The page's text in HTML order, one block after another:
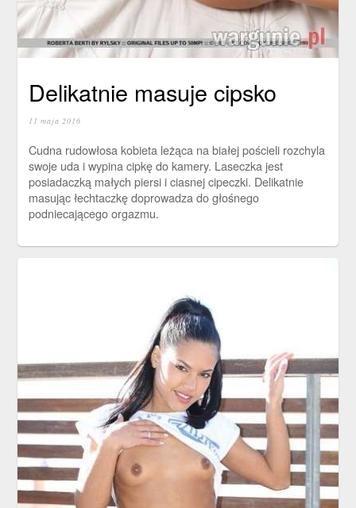
Delikatnie masuje cipsko
11 maja 2016
Cudna rudowłosa kobieta leżąca na białej pościeli rozchyla
swoje uda i wypina cipkę do kamery. Laseczka jest
posiadaczką małych piersi i ciasnej cipeczki. Delikatnie
masując łechtaczkę doprowadza do głośnego
podniecającego orgazmu.